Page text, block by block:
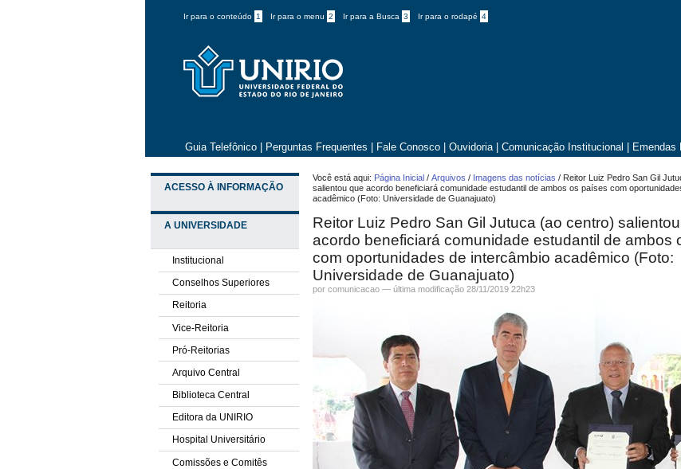
Ir para o conteúdo 1 Ir para o menu 2 Ir para a Busca 3 Ir para o rodapé 4
Guia Telefônico Perguntas Frequentes Fale Conosco Ouvidoria Comunicação Institucional Emendas
ACESSO À INFORMAÇÃO
A UNIVERSIDADE
Institucional
Conselhos Superiores
Reitoria
Vice-Reitoria
Pró-Reitorias
Arquivo Central
Biblioteca Central
Editora da UNIRIO
Hospital Universitário
Comissões e Comitês
Você está aqui: Página Inicial /Arquivos / Imagens das notícias / Reitor Luiz Pedro San Gil
salientou que acordo beneficiará comunidade estudantil de ambos os países com
acadêmico (Foto: Universidade de Guanajuato)
Reitor Luiz Pedro San Gil Jutuca (ao centro)
acordo beneficiará comunidade estudantil de ambos
com oportunidades de intercâmbio acadêmico (Foto:
Universidade de Guanajuato)
por comunicacao —última modificação 28/11/2019 22h23